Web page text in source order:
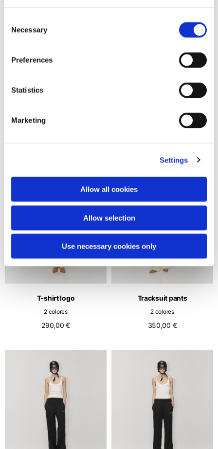
Selection
Necessary
Preferences
Statistics
Marketing
Settings
Allow all cookies
Allow selection
Use necessary cookies only
2 colores
T-shirt logo
2 colores
290,00 €
Tracksuit pants
2 colores
350,00 €